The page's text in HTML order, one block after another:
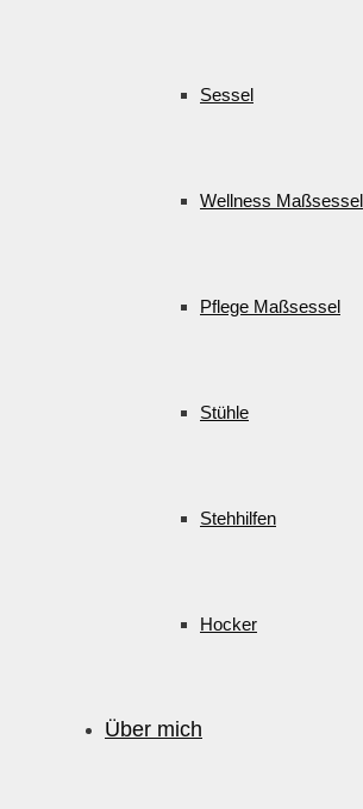
Sessel
Wellness Maßsessel
Pflege Maßsessel
Stühle
Stehhilfen
Hocker
Über mich